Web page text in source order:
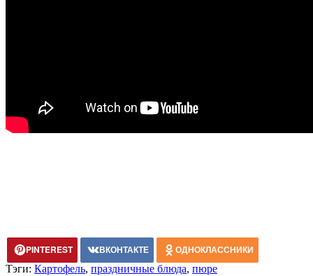
PINTEREST ВКОНТАКТЕ ОДНОКЛАССНИКИ
Тэги: Картофель, праздничные блюда, пюре